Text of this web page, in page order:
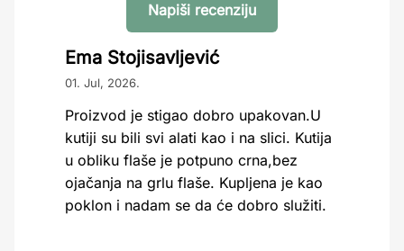
Napiši recenziju
Ema Stojisavljević
01. Jul, 2026.
Proizvod je stigao dobro upakovan.U
kutiji su bili svi alati kao i na slici. Kutija
u obliku flaše je potpuno crna,bez
ojačanja na grlu flaše. Kupljena je kao
poklon i nadam se da će dobro služiti.